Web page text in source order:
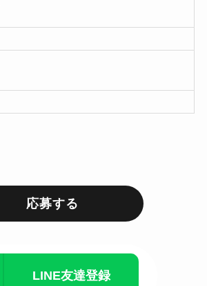
応募する
LINE友達登録